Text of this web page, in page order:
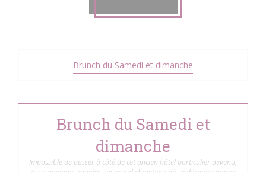
Brunch du Samedi et dimanche
Brunch du Samedi et
dimanche
Impossible de passer à côté de cet ancien hôtel particulier devenu,